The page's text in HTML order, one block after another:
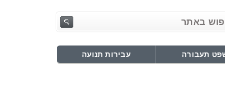
תעבורה עבירות תנועה